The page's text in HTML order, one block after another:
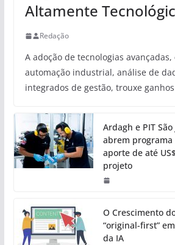
Altamente
Redação
A adoção de tecnologias avançadas,
automação industrial, análise de
integrados de gestão, trouxe
Ardagh e PIT
abrem programa
aporte de até
projeto
O Crescimento
“original-first”
da IA